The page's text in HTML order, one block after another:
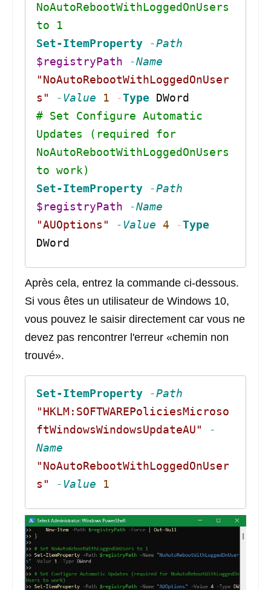
NoAutoRebootWithLoggedOnUsers
to 1
Set-ItemProperty
-Path
$registryPath
-Name
"NoAutoRebootWithLoggedOnUser
s"
-Value 1 -Type DWord
# Set Configure Automatic
Updates (required for
NoAutoRebootWithLoggedOnUsers
to work)
Set-ItemProperty
-Path
$registryPath
-Name
"AUOptions"
-Value 4 -Type
DWord
Après cela, entrez la commande ci-dessous.
Si vous êtes un utilisateur de Windows 10,
vous pouvez le saisir directement car vous ne
devez pas rencontrer l'erreur «chemin non
trouvé».
Set-ItemProperty
-Path
"HKLM:SOFTWAREPoliciesMicroso
ftWindowsWindowsUpdateAU"
-
Name
"NoAutoRebootWithLoggedOnUser
s"
-Value 1